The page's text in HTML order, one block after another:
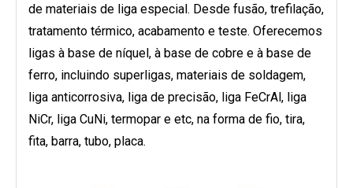
de materiais de liga especial. Desde fusão, trefilação,
tratamento térmico, acabamento e teste. Oferecemos
ligas à base de níquel, à base de cobre e à base de
ferro, incluindo superligas, materiais de soldagem,
liga anticorrosiva, liga de precisão, liga FeCrAl, liga
NiCr, liga CuNi, termopar e etc, na forma de fio, tira,
fita, barra, tubo, placa.